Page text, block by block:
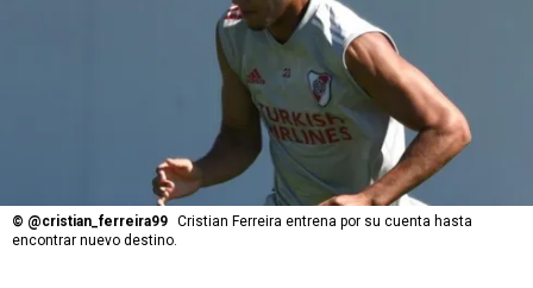
© @cristian_ferreira99 Cristian Ferreira entrena por su cuenta hasta
encontrar nuevo destino.